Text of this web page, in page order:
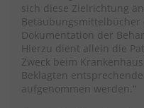
sich diese Zielrichtung
Betäubungsmittelbücher
Dokumentation der
Hierzu dient allein die
Zweck beim
Beklagten
aufgenommen werden.“